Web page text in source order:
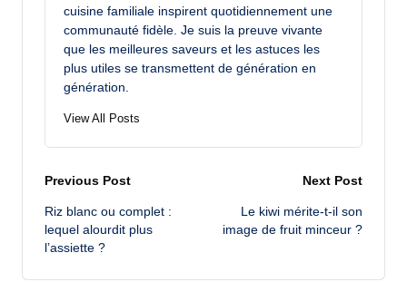
cuisine familiale inspirent quotidiennement une
communauté fidèle. Je suis la preuve vivante
que les meilleures saveurs et les astuces les
plus utiles se transmettent de génération en
génération.
View All Posts
Post
navigation
Previous Post
Riz blanc ou complet :
lequel alourdit plus
l’assiette ?
Next Post
Le kiwi mérite-t-il son
image de fruit minceur ?